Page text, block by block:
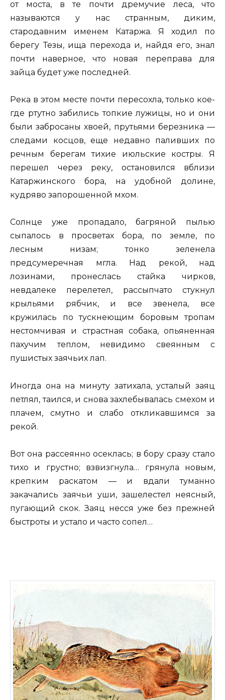
от моста, в те почти дремучие леса, что
называются у нас странным, диким,
стародавним именем Катаржа. Я ходил по
берегу Тезы, ища перехода и, найдя его, знал
почти наверное, что новая переправа для
зайца будет уже последней.
Река в этом месте почти пересохла, только кое-
где ртутно забились топкие лужицы, но и они
были забросаны хвоей, прутьями березника —
следами косцов, еще недавно паливших по
речным берегам тихие июльские костры. Я
перешел через реку, остановился вблизи
Катаржинского бора, на удобной долине,
кудряво запорошенной мхом.
Солнце уже пропадало, багряной пылью
сыпалось в просветах бора, по земле, по
лесным низам; тонко зеленела
предсумеречная мгла. Над рекой, над
лозинами, пронеслась стайка чирков,
невдалеке перелетел, рассыпчато стукнул
крыльями рябчик, и все звенела, все
кружилась по тускнеющим боровым тропам
нестомчивая и страстная собака, опьяненная
пахучим теплом, невидимо свеянным с
пушистых заячьих лап.
Иногда она на минуту затихала, усталый заяц
петлял, таился, и снова захлебывалась смехом и
плачем, смутно и слабо откликавшимся за
рекой.
Вот она рассеянно осеклась; в бору сразу стало
тихо и грустно; взвизгнула… грянула новым,
крепким раскатом — и вдали туманно
закачались заячьи уши, зашелестел неясный,
пугающий скок. Заяц несся уже без прежней
быстроты и устало и часто сопел…